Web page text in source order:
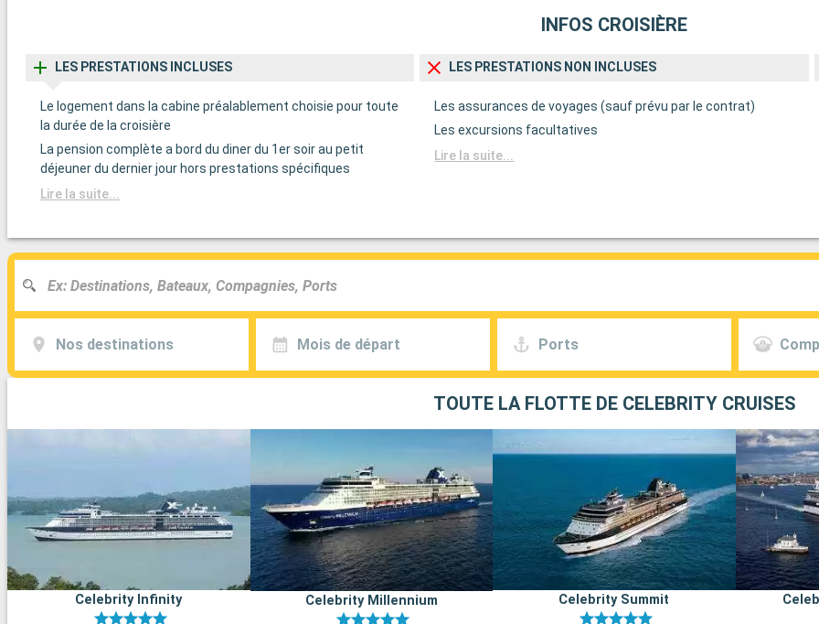
INFOS CROISIÈRE
LES PRESTATIONS INCLUSES
Le logement dans la cabine préalablement choisie pour toute
la durée de la croisière
La pension complète a bord du diner du 1er soir au petit
déjeuner du dernier jour hors prestations spécifiques
Lire la suite...
LES PRESTATIONS NON INCLUSES
Les assurances de voyages (sauf prévu par le contrat)
Les excursions facultatives
Lire la suite...
Nos destinations Mois de départ Ports
TOUTE LA FLOTTE DE CELEBRITY CRUISES
Celebrity Infinity Celebrity Millennium Celebrity Summit